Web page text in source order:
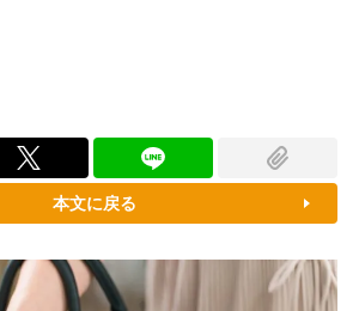
本文に戻る